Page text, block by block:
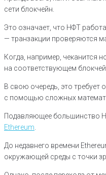
сети блокчейн.
Это означает, что НФТ
— транзакции проверяются
Когда, например, чеканится
на соответствующем
В свою очередь, это требует
с помощью сложных
Подавляющее большинство
Ethereum
До недавнего времени
окружающей среды с точки